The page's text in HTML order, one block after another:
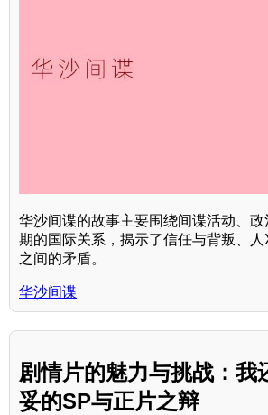
华沙间谍的故事主要围绕间谍活动、
期的国际关系，揭示了信任与背叛、
之间的矛盾。
华沙间谍
剧情片的魅力与挑战：我
妥的SP与正片之辩